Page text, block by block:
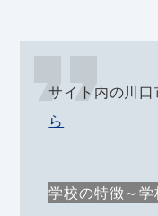
サイト内の川
ら
学校の特徴～